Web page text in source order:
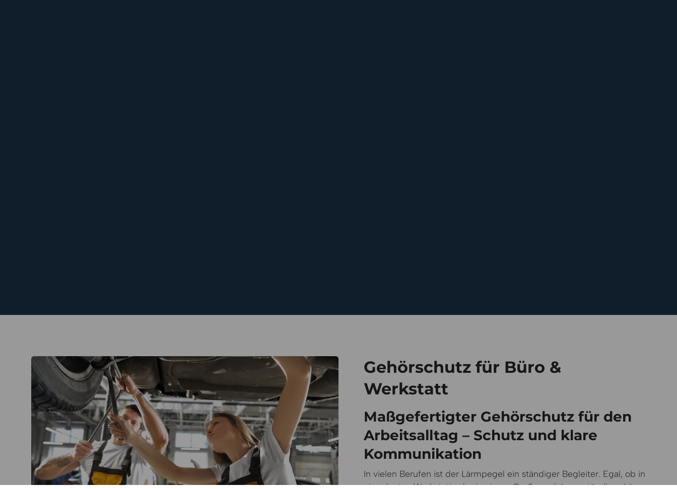
Gehörschutz für Büro &
Werkstatt
Maßgefertigter Gehörschutz für den
Arbeitsalltag – Schutz und klare
Kommunikation
In vielen Berufen ist der Lärmpegel ein ständiger Begleiter. Egal, ob in
einer lauten Werkstatt oder in einem Großraumbüro – ständiger Lärm